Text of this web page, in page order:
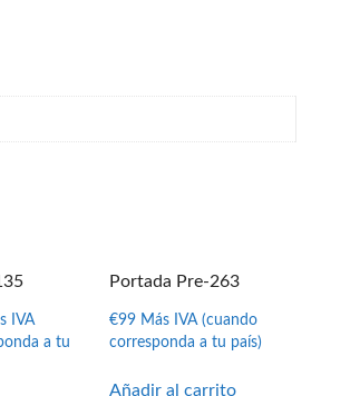
IVA
a tu
Portada Pre-263
€99 Más IVA (cuando
corresponda a tu país)
Añadir al carrito